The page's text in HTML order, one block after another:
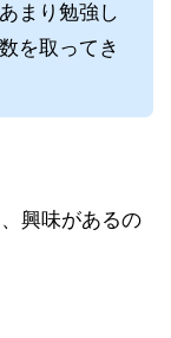
まり勉強し
を取ってき
興味があるの